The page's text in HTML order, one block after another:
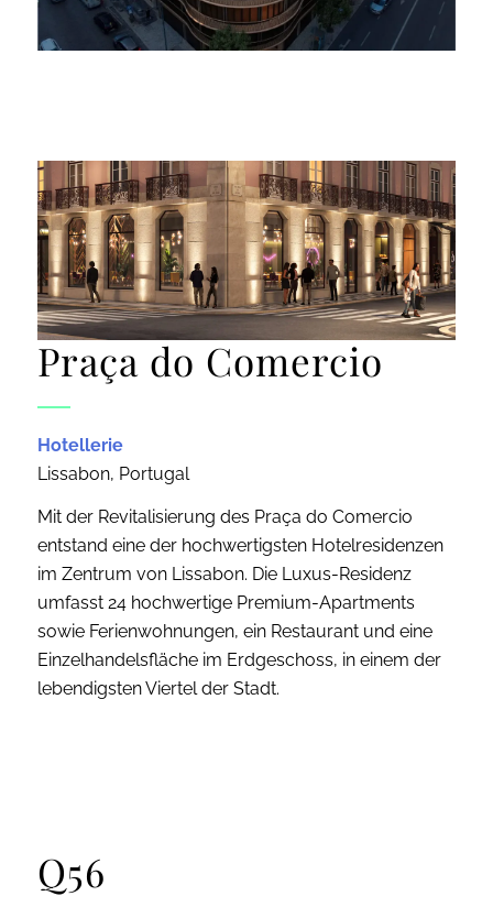
Praça do Comercio
Hotellerie
Lissabon, Portugal
Mit der Revitalisierung des Praça do Comercio
entstand eine der hochwertigsten Hotelresidenzen
im Zentrum von Lissabon. Die Luxus-Residenz
umfasst 24 hochwertige Premium-Apartments
sowie Ferienwohnungen, ein Restaurant und eine
Einzelhandelsfläche im Erdgeschoss, in einem der
lebendigsten Viertel der Stadt.
Q56